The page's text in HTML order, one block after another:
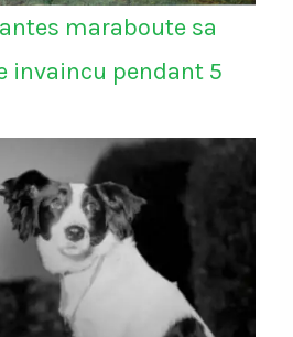
maraboute sa
invaincu pendant 5